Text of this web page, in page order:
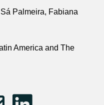
Palmeira, Fabiana
America and The